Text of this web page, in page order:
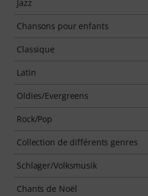
Jazz
Chansons pour enfants
Classique
Latin
Oldies/Evergreens
Rock/Pop
Collection de différents genres
Schlager/Volksmusik
Chants de Noël